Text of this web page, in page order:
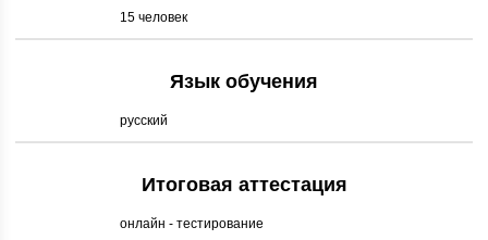
15 человек
Язык обучения
русский
Итоговая аттестация
онлайн - тестирование